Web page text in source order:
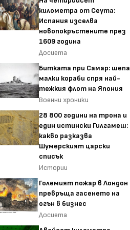
километра от Сеута:
Испания изселва
новопокръстените през
1609 година
Досиета
Битката при Самар: шепа
малки кораби спря най-
тежкия флот на Япония
Военни хроники
28 800 години на трона и
един истински Гилгамеш:
какво разказва
Шумерският царски
списък
Истории
Големият пожар в Лондон
превръща гасенето на
огън в бизнес
Досиета